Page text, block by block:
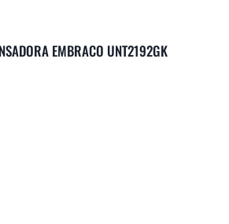
EMBRACO UNT2192GK